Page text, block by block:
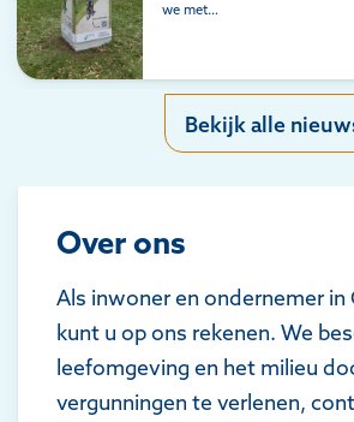
we met…
Bekijk alle
Over ons
Als inwoner en ondernemer in
kunt u op ons rekenen. We
leefomgeving en het milieu
vergunningen te verlenen,